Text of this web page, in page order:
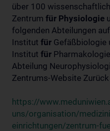
über 100
Zentrum für Physiologie
folgenden Abteilungen
Institut für Gefäßbiologie
Institut für
Abteilung
Zentrums-Website
https://
uns/organisation/
einrichtungen/zentrum-